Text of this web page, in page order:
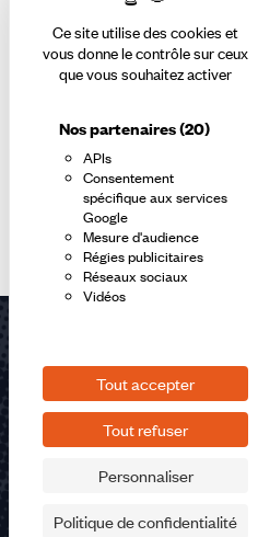
Ce site utilise des cookies et
vous donne le contrôle sur ceux
que vous souhaitez activer
Nos partenaires(20)
APIs
Consentement
spécifique aux services
Google
Mesure d'audience
Régies publicitaires
Réseaux sociaux
Vidéos
Tout accepter
Tout refuser
Personnaliser
Politique de confidentialité
Logement des
saisonniers
coup de
tentes !
Lire l'article
Éléments
1,
2,
3
accessibles
Contactez-